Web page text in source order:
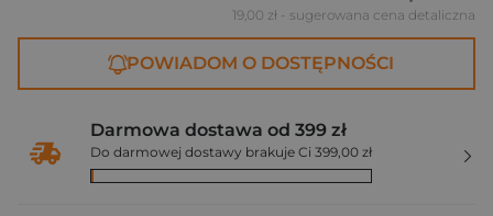
19,00 zł - sugerowana cena detaliczna
POWIADOM O DOSTĘPNOŚCI
Darmowa dostawa od 399 zł
Do darmowej dostawy brakuje Ci 399,00 zł